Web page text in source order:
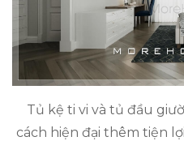
Tủ kệ ti vi và tủ đầu
cách hiện đại thêm tiện